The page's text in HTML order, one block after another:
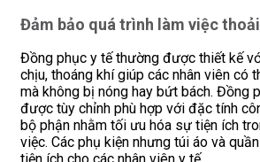
Đảm bảo quá trình làm việc
Đồng phục y tế thường được thiết kế
chịu, thoáng khí giúp các nhân viên có
mà không bị nóng hay bứt bách. Đồng
được tùy chỉnh phù hợp với đặc tính
bộ phận nhằm tối ưu hóa sự tiện ích
việc. Các phụ kiện nhưng túi áo và